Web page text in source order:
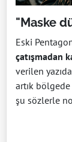
"Maske
Eski
çatışmadan
verilen
artık bölgede
şu sözlerle